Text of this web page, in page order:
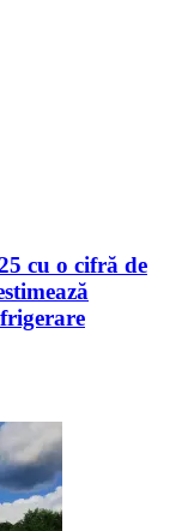
cu o cifră de